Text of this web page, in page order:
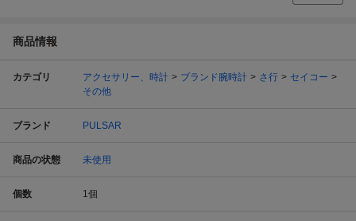
商品情報
カテゴリ アクセサリー、時計 ブランド腕時計 さ行
セイコー
その他
ブランド PULSAR
商品の状態 未使用
個数 1個